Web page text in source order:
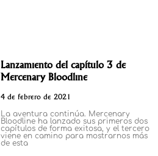
Lanzamiento del capítulo 3 de
Mercenary Bloodline
4 de febrero de 2021
La aventura continúa. Mercenary
Bloodline ha lanzado sus primeros dos
capítulos de forma exitosa, y el tercero
viene en camino para mostrarnos más
de esta